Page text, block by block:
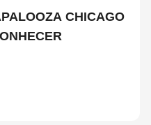
CHICAGO